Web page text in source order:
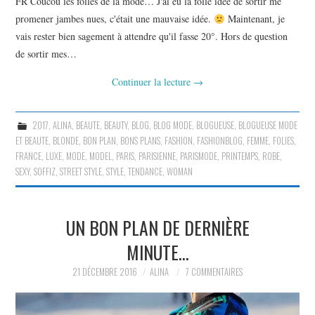
promener jambes nues, c'était une mauvaise idée.
Maintenant, je
vais rester bien sagement à attendre qu'il fasse 20°. Hors de question
de sortir mes…
Continuer la lecture →
2017, ALINA, BEAUTE, BEAUTY, BLOG, BLOG MODE, BLOGUEUSE, BLOGUEUSE MODE
ET BEAUTE, BLONDE, BON PLAN, BONS PLANS, FASHION, FASHIONBLOG, FEMME, FOLIES,
FRANCE, LUXE, MODE, MODEL, PARIS, PARISIENNE, PARISMODE, PRINTEMPS, ROBE,
SEXY,SOFFIZ,STREET STYLE,STYLE,TENDANCE,WOMAN
UN BON PLAN DE DERNIÈRE
MINUTE…
21 DÉCEMBRE 2016 ALINA 7 COMMENTAIRES